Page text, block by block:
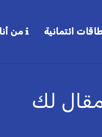
ائتمانية من
لك